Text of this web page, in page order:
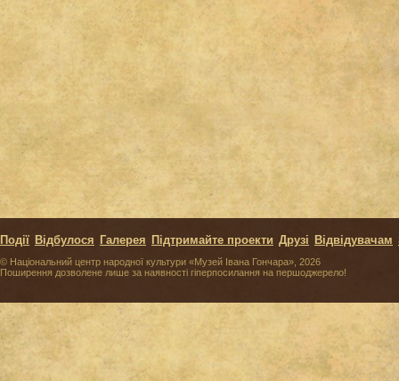
© Національний центр народної культури «Музей Івана Гончара», 2026
Поширення дозволене лише за наявності гіперпосилання на першоджерело!
Події Відбулося Галерея Підтримайте проекти Друзі Відвідувачам